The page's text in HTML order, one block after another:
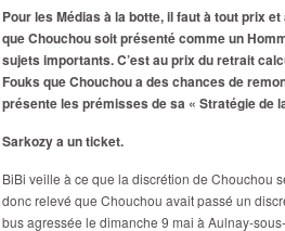
Pour les Médias à la botte, il faut à tout prix
que Chouchou soit présenté comme un
sujets importants. C’est au prix du retrait
Fouks que Chouchou a des chances de
présente les prémisses de sa « Stratégie de
Sarkozy a un ticket.
BiBi veille à ce que la discrétion de Chouchou
donc relevé que Chouchou avait passé un
bus agressée le dimanche 9 mai à Aulnay-